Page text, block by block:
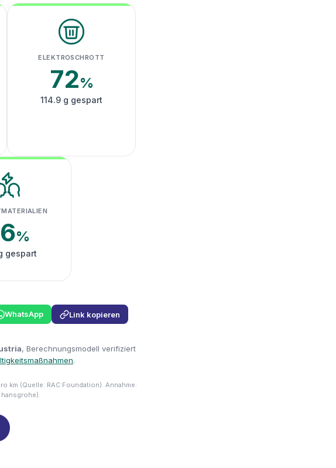
ELEKTROSCHROTT
72%
114.9 g gespart
%
gespart
WhatsApp Link kopieren
, Berechnungsmodell verifiziert
.
km (Quelle: RAC Foundation). Annahme:
hansgrohe).